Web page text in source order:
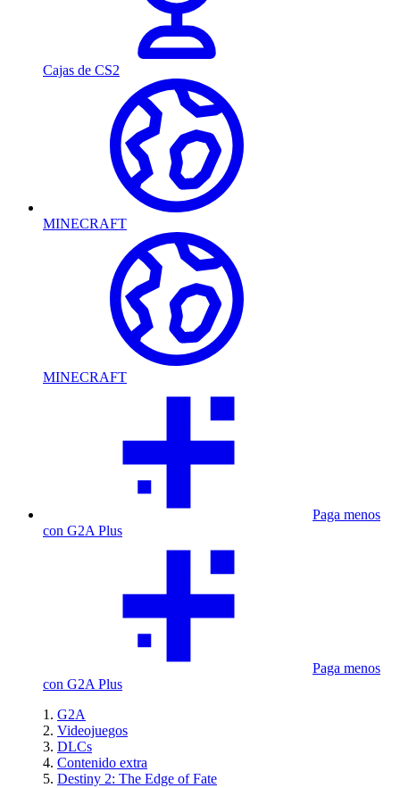
Cajas de CS2
MINECRAFT
MINECRAFT
Paga menos
con G2A Plus
Paga menos
con G2A Plus
G2A
Videojuegos
DLCs
Contenido extra
Destiny 2: The Edge of Fate